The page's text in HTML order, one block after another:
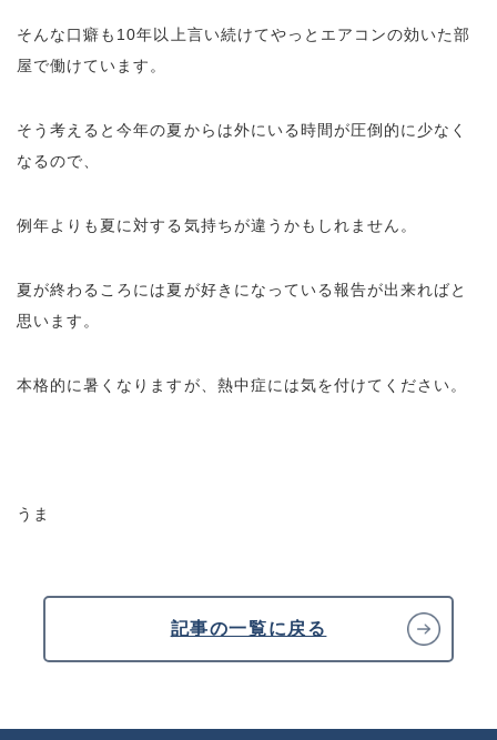
そんな口癖も10年以上言い続けてやっとエアコンの効いた部
屋で働けています。
そう考えると今年の夏からは外にいる時間が圧倒的に少なく
なるので、
例年よりも夏に対する気持ちが違うかもしれません。
夏が終わるころには夏が好きになっている報告が出来ればと
思います。
本格的に暑くなりますが、熱中症には気を付けてください。
うま
記事の一覧に戻る